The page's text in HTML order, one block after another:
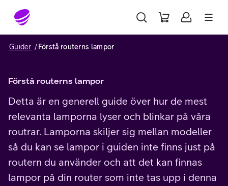
Gå till sidans innehåll
Guider Förstå routerns lampor
Förstå routerns lampor
Detta är en generell guide över hur de mest
relevanta lamporna lyser och blinkar på våra
routrar. Lamporna skiljer sig mellan modeller
så du kan se lampor i guiden inte finns just på
routern du använder och att det kan finnas
lampor på din router som inte tas upp i denna